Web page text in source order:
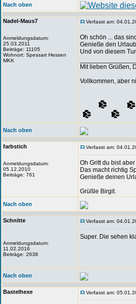
Nach oben
Nadel-Maus7
Anmeldungsdatum:
25.03.2011
Beiträge: 11105
Wohnort: Spessart Hessen
MKK
Verfasst am:
Oh schön ... das
Genieße den
Und von diesem
Mit lieben Grüßen,
Vollkommen, aber
Nach oben
farbstich
Anmeldungsdatum:
05.12.2010
Beiträge: 761
Verfasst am:
Oh Gritt du bist
Das macht richtig
Genieße deinen
Grüßle Birgit.
Nach oben
Schnitte
Anmeldungsdatum:
11.02.2016
Beiträge: 2638
Verfasst am:
Super. Die sehen
Nach oben
Bastelhexe Verfasst am: